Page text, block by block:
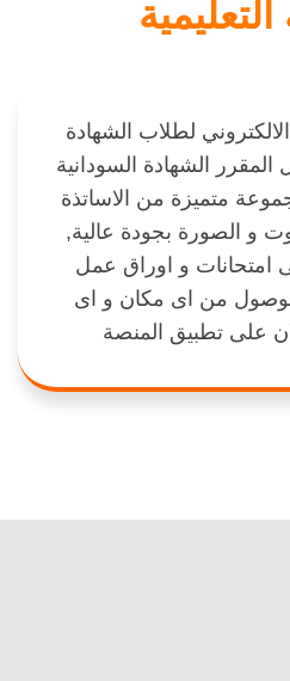
لطلاب الشهادة
الشهادة السودانية
متميزة من الاساتذة
و الصورة بجودة عالية,
امتحانات و اوراق عمل
من اى مكان و اى
على تطبيق المنصة